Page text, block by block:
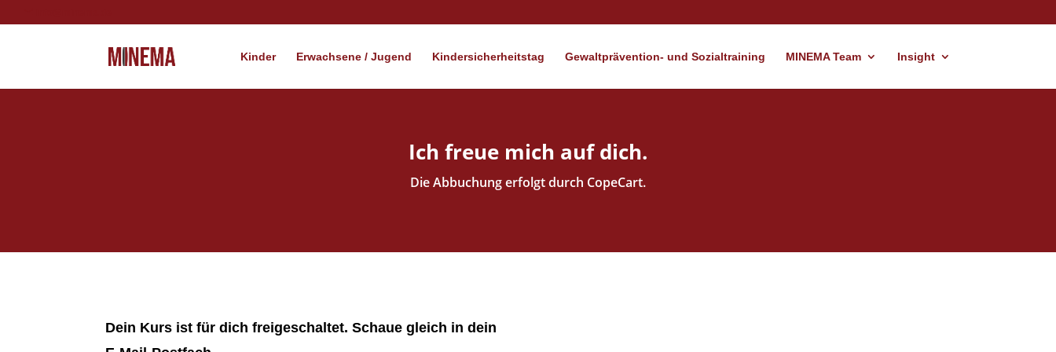
Kinder Erwachsene / Jugend Kindersicherheitstag Gewaltprävention- und Sozialtraining MINEMA Team Insight
Ich freue mich auf dich.
Die Abbuchung erfolgt durch CopeCart.
Dein Kurs ist für dich freigeschaltet. Schaue gleich in dein